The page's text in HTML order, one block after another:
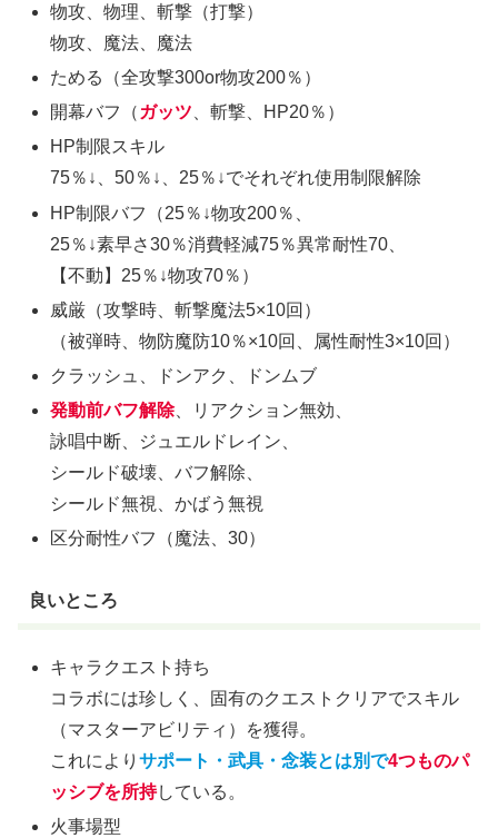
物攻、物理、斬撃（打撃）
物攻、魔法、魔法
ためる（全攻撃300or物攻200％）
開幕バフ（ ガッツ 、斬撃、HP20％）
HP制限スキル
75％↓、50％↓、25％↓でそれぞれ使用制限解除
HP制限バフ（25％↓物攻200％、
25％↓素早さ30％消費軽減75％異常耐性70、
【不動】25％↓物攻70％）
威厳（攻撃時、斬撃魔法5×10回）
（被弾時、物防魔防10％×10回、属性耐性3×10回）
クラッシュ、ドンアク、ドンムブ
発動前バフ解除、リアクション無効、
詠唱中断、ジュエルドレイン、
シールド破壊、バフ解除、
シールド無視、かばう無視
区分耐性バフ（魔法、30）
良いところ
キャラクエスト持ち
コラボには珍しく、固有のクエストクリアでスキル
（マスターアビリティ）を獲得。
これによりサポート・武具・念装とは別で4つものパ
ッシブを所持している。
火事場型